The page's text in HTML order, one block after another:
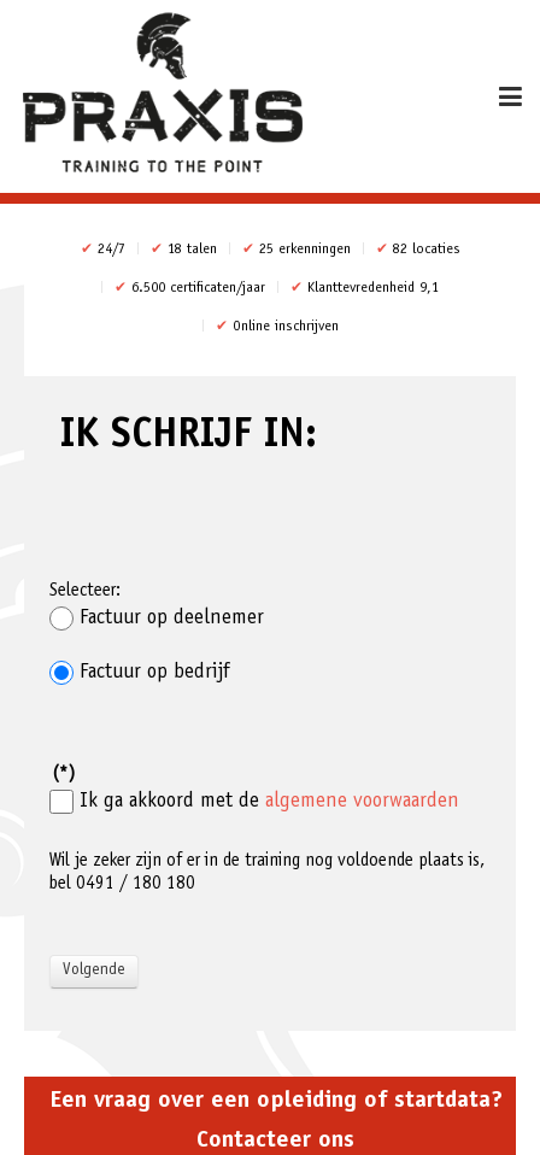
✔ 24/7 ✔ 18 talen ✔ 25 erkenningen ✔ 82 locaties
✔ 6.500 certificaten/jaar ✔ Klanttevredenheid 9,1
✔ Online inschrijven
IK SCHRIJF IN:
Selecteer:
Factuur op deelnemer
Factuur op bedrijf
(*)
Ik ga akkoord met de algemene voorwaarden
Wil je zeker zijn of er in de training nog voldoende plaats is,
bel 0491 / 180 180
Een vraag over een opleiding of startdata?
Contacteer ons